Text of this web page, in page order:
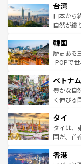
ならではの贅沢
情報はコ
れるおも
人々、お
ク、伝統
ワイを、存分に
はコンテ
リアリー
ク）、タ
ど、見ど
いる。ア
ビング、
い。オー
参照して
台湾
日本から
自然が織
ン）、静
と山間の
驚きをも
容にもい
照してほ
韓国
歴史ある
-POPで
き、地方
できる。
まで、さ
リティに
覧を参照
ベトナム
豊かな自
く伸びる
急速な発
ーチミン
醸し出し
とつ。フ
タイ
タイは、
国だ。首
の活気が
香港